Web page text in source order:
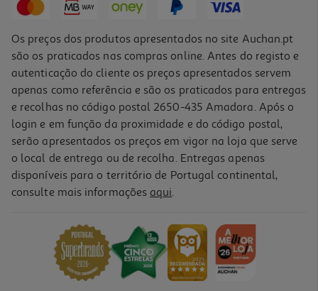
-10%
Livro Escrita 2.0 De Martim Mariano
PVP de editor
15,98 €
Os preços dos produtos apresentados no site Auchan.pt
são os praticados nas compras online. Antes do registo e
autenticação do cliente os preços apresentados servem
apenas como referência e são os praticados para entregas
e recolhas no código postal 2650-435 Amadora. Após o
login e em função da proximidade e do código postal,
serão apresentados os preços em vigor na loja que serve
o local de entrega ou de recolha. Entregas apenas
disponíveis para o território de Portugal continental,
consulte mais informações aqui.